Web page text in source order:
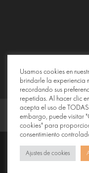
Usamos cookies en
brindarle la experiencia
recordando sus
repetidas. Al hacer clic
acepta el uso de
embargo, puede visitar
cookies" para
consentimiento
Ajustes de cookies